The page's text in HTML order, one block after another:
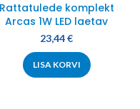
Rattatulede komplekt
Arcas 1W LED laetav
23,44€
LISA KORVI